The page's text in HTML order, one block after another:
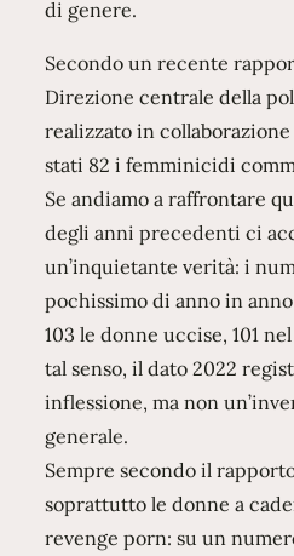
di genere.
Secondo un recente
Direzione centrale della
realizzato in collaborazione
stati 82 i femminicidi
Se andiamo a raffrontare
degli anni precedenti ci
un’inquietante verità: i
pochissimo di anno in
103 le donne uccise, 101
tal senso, il dato 2022
inflessione, ma non
generale.
Sempre secondo il
soprattutto le donne a
revenge porn: su un